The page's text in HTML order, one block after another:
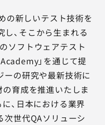
の新しいテスト技術を
し、そこから生まれる
ソフトウェアテスト
」を通じて提
ーの研究や最新技術に
育成を推進いたしま
、日本における業界
次世代QAソリューシ